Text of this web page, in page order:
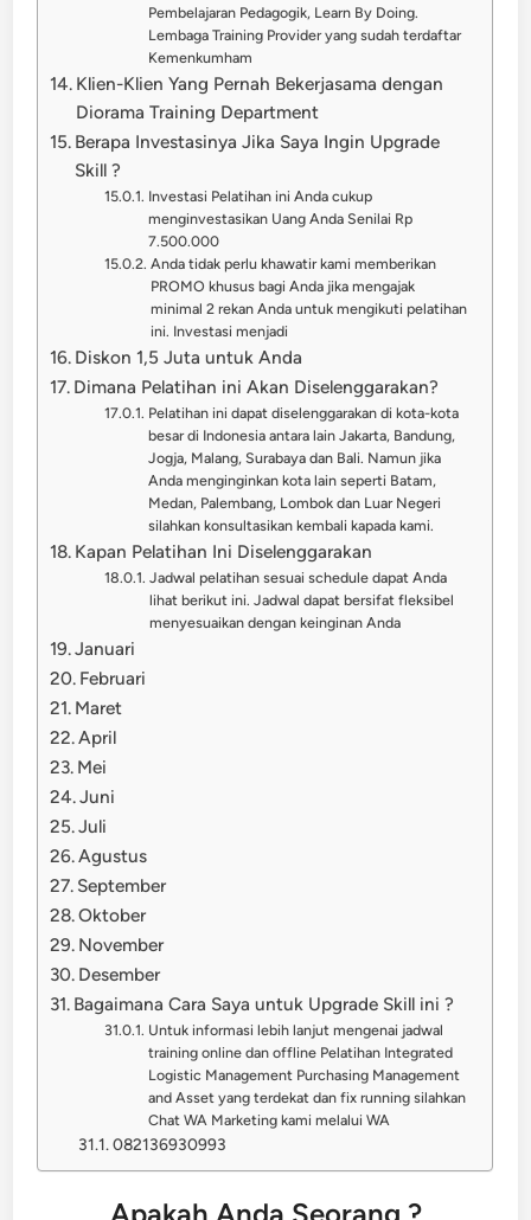
Pembelajaran Pedagogik, Learn By Doing.
Lembaga Training Provider yang sudah terdaftar
Kemenkumham
Klien-Klien Yang Pernah Bekerjasama dengan
Diorama Training Department
Berapa Investasinya Jika Saya Ingin Upgrade
Skill ?
Investasi Pelatihan ini Anda cukup
menginvestasikan Uang Anda Senilai Rp
7.500.000
Anda tidak perlu khawatir kami memberikan
PROMO khusus bagi Anda jika mengajak
minimal 2 rekan Anda untuk mengikuti pelatihan
ini. Investasi menjadi
Diskon 1,5 Juta untuk Anda
Dimana Pelatihan ini Akan Diselenggarakan?
Pelatihan ini dapat diselenggarakan di kota-kota
besar di Indonesia antara lain Jakarta, Bandung,
Jogja, Malang, Surabaya dan Bali. Namun jika
Anda menginginkan kota lain seperti Batam,
Medan, Palembang, Lombok dan Luar Negeri
silahkan konsultasikan kembali kapada kami.
Kapan Pelatihan Ini Diselenggarakan
Jadwal pelatihan sesuai schedule dapat Anda
lihat berikut ini. Jadwal dapat bersifat fleksibel
menyesuaikan dengan keinginan Anda
Januari
Februari
Maret
April
Mei
Juni
Juli
Agustus
September
Oktober
November
Desember
Bagaimana Cara Saya untuk Upgrade Skill ini ?
Untuk informasi lebih lanjut mengenai jadwal
training online dan offline Pelatihan Integrated
Logistic Management Purchasing Management
and Asset yang terdekat dan fix running silahkan
Chat WA Marketing kami melalui WA
082136930993